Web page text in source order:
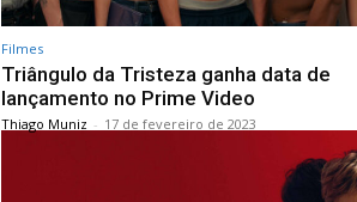
Filmes
Triângulo da Tristeza ganha data de
lançamento no Prime Video
Thiago Muniz - 17 de fevereiro de 2023